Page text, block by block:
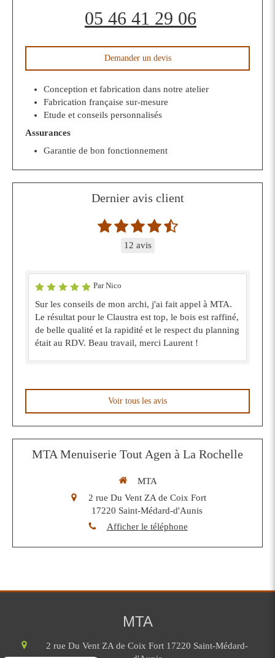
05 46 41 29 06
Demander un devis
Conception et fabrication dans notre atelier
Fabrication française sur-mesure
Etude et conseils personnalisés
Assurances
Garantie de bon fonctionnement
Dernier avis client
12 avis
Par Nico
Sur les conseils de mon archi, j'ai fait appel à MTA.
Le résultat pour le Claustra est top, le bois est raffiné,
de belle qualité et la rapidité et le respect du planning
était au RDV. Beau travail, merci Laurent !
Voir tous les avis
MTA Menuiserie Tout Agen à La Rochelle
MTA
2 rue Du Vent ZA de Coix Fort
17220 Saint-Médard-d'Aunis
Afficher le téléphone
MTA
2 rue Du Vent ZA de Coix Fort 17220 Saint-Médard-